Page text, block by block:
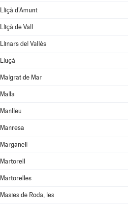
Lliçà d'Amunt
Lliçà de Vall
Llinars del Vallès
Lluçà
Malgrat de Mar
Malla
Manlleu
Manresa
Marganell
Martorell
Martorelles
Masies de Roda, les